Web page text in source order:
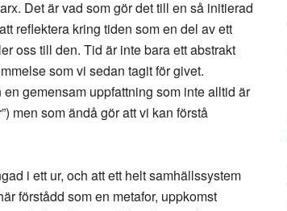
Det är vad som gör det till en så initierad
reflektera kring tiden som en del av ett
oss till den. Tid är inte bara ett abstrakt
som vi sedan tagit för givet.
gemensam uppfattning som inte alltid är
men som ändå gör att vi kan förstå
i ett ur, och att ett helt samhällssystem
förstådd som en metafor, uppkomst